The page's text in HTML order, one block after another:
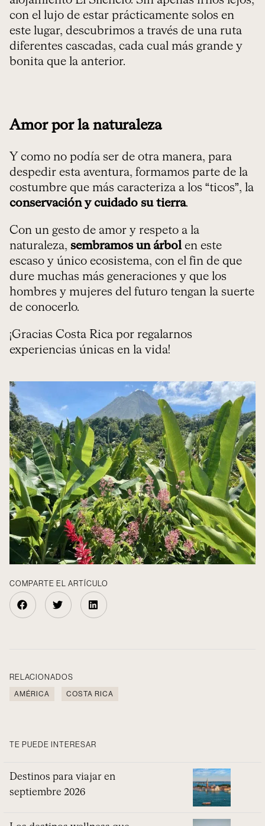
con el lujo de estar prácticamente solos en
este lugar, descubrimos a través de una ruta
diferentes cascadas, cada cual más grande y
bonita que la anterior.
Amor por la naturaleza
Y como no podía ser de otra manera, para
despedir esta aventura, formamos parte de la
costumbre que más caracteriza a los “ticos”, la
conservación y cuidado su tierra.
Con un gesto de amor y respeto a la
naturaleza, sembramos un árbolen este
escaso y único ecosistema, con el fin de que
dure muchas más generaciones y que los
hombres y mujeres del futuro tengan la suerte
de conocerlo.
¡Gracias Costa Rica por regalarnos
experiencias únicas en la vida!
COMPARTE EL ARTÍCULO
RELACIONADOS
AMÉRICA COSTA RICA
TE PUEDE INTERESAR
Destinos para viajar en
septiembre 2026